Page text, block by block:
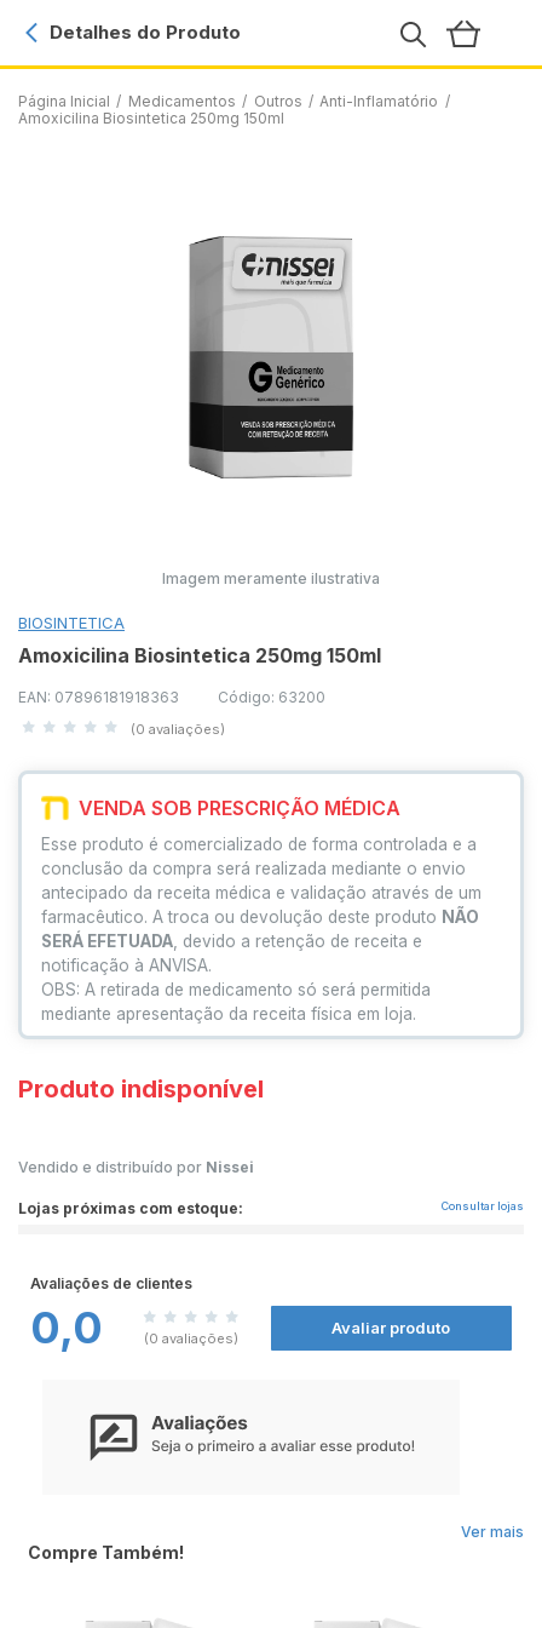
Página Inicial / Medicamentos / Outros / Anti-Inflamatório /
Amoxicilina Biosintetica 250mg 150mI
Detalhes do Produto
Imagem meramente ilustrativa
BIOSINTETICA
Amoxicilina Biosintetica 250mg 150mI
EAN: 07896181918363 Código: 63200
(0 avaliações)
VENDA SOB PRESCRIÇÃO MÉDICA
Esse produto é comercializado de forma controlada e a
conclusão da compra será realizada mediante o envio
antecipado da receita médica e validação através de um
farmacêutico. A troca ou devolução deste produto NÃO
SERÁ EFETUADA , devido a retenção de receita e
notificação à ANVISA.
OBS: A retirada de medicamento só será permitida
mediante apresentação da receita física em loja.
Produto indisponível
Vendido e distribuído por Nissei
Lojas próximas com estoque: Consultar lojas
Avaliações de clientes
0,0 (0 avaliações)
Avaliar produto
Ver mais
Compre Também!